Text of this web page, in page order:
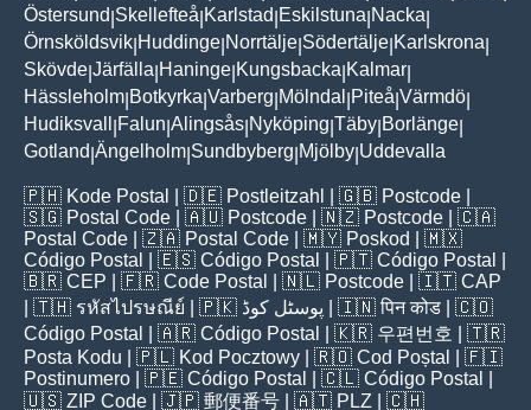
Östersund Skellefteå Karlstad Eskilstuna Nacka
Örnsköldsvik Huddinge Norrtälje Södertälje Karlskrona
Skövde Järfälla Haninge Kungsbacka Kalmar
Hässleholm Botkyrka Varberg Mölndal Piteå Värmdö
Hudiksvall
Falun Alingsås Nyköping Täby Borlänge
Gotland Ängelholm Sundbyberg Mjölby Uddevalla
🇵🇭 Kode Postal | 🇩🇪 Postleitzahl | 🇬🇧 Postcode
🇸🇬 Postal Code | 🇦🇺 Postcode | 🇳🇿 Postcode | 🇨🇦
Postal Code | 🇿🇦 Postal Code | 🇲🇾 Poskod
| 🇲🇽
Código Postal
| 🇪🇸 Código Postal | 🇵🇹 Código Postal
🇧🇷 CEP | 🇫🇷 Code Postal | 🇳🇱 Postcode | 🇮🇹 CAP
| 🇹🇭 รหัสไปรษณีย์ | 🇵🇰 پوسٹل کوڈ | 🇮🇳पिन कोड | 🇨🇴
Código Postal
| 🇦🇷 Código Postal | 🇰🇷 우편번호
| 🇹🇷
Posta Kodu | 🇵🇱 Kod Pocztowy | 🇷🇴 Cod Poștal
| 🇫🇮
Postinumero | 🇵🇪 Código Postal | 🇨🇱 Código Postal
🇺🇸 ZIP Code | 🇯🇵 郵便番号 | 🇦🇹 PLZ | 🇨🇭